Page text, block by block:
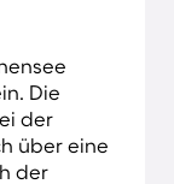
Die
der
über eine
der